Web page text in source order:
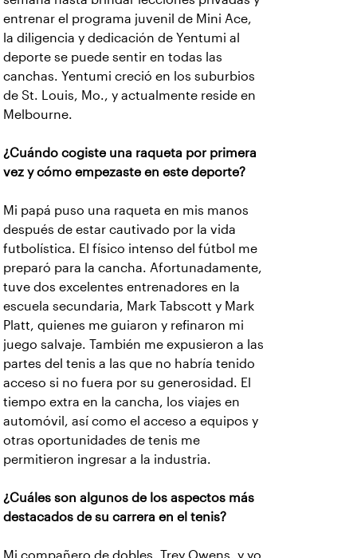
entrenar el programa juvenil de Mini Ace,
la diligencia y dedicación de Yentumi al
deporte se puede sentir en todas las
canchas. Yentumi creció en los suburbios
de St. Louis, Mo., y actualmente reside en
Melbourne.
¿Cuándo cogiste una raqueta por primera
vez y cómo empezaste en este deporte?
Mi papá puso una raqueta en mis manos
después de estar cautivado por la vida
futbolística. El físico intenso del fútbol me
preparó para la cancha. Afortunadamente,
tuve dos excelentes entrenadores en la
escuela secundaria, Mark Tabscott y Mark
Platt, quienes me guiaron y refinaron mi
juego salvaje. También me expusieron a las
partes del tenis a las que no habría tenido
acceso si no fuera por su generosidad. El
tiempo extra en la cancha, los viajes en
automóvil, así como el acceso a equipos y
otras oportunidades de tenis me
permitieron ingresar a la industria.
¿Cuáles son algunos de los aspectos más
destacados de su carrera en el tenis?
Mi compañero de dobles, Trey Owens, y yo